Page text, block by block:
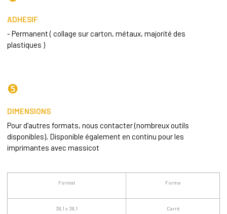
ADHESIF
- Permanent ( collage sur carton, métaux, majorité des
plastiques )
❺
DIMENSIONS
Pour d'autres formats, nous contacter (nombreux outils
disponibles). Disponible également en continu pour les
imprimantes avec massicot
Format Forme
38,1 x 38,1 Carré